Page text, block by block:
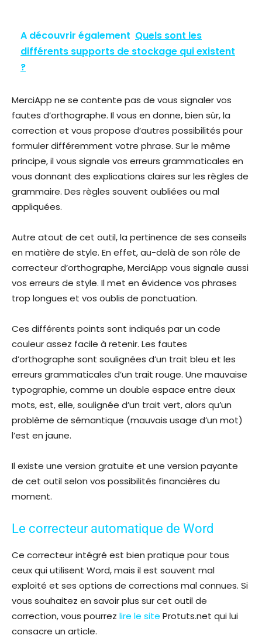
A découvrir également Quels sont les
différents supports de stockage qui existent
?
MerciApp ne se contente pas de vous signaler vos
fautes d’orthographe. Il vous en donne, bien sûr, la
correction et vous propose d’autres possibilités pour
formuler différemment votre phrase. Sur le même
principe, il vous signale vos erreurs grammaticales en
vous donnant des explications claires sur les règles de
grammaire. Des règles souvent oubliées ou mal
appliquées.
Autre atout de cet outil, la pertinence de ses conseils
en matière de style. En effet, au-delà de son rôle de
correcteur d’orthographe, MerciApp vous signale aussi
vos erreurs de style. Il met en évidence vos phrases
trop longues et vos oublis de ponctuation.
Ces différents points sont indiqués par un code
couleur assez facile à retenir. Les fautes
d’orthographe sont soulignées d’un trait bleu et les
erreurs grammaticales d’un trait rouge. Une mauvaise
typographie, comme un double espace entre deux
mots, est, elle, soulignée d’un trait vert, alors qu’un
problème de sémantique (mauvais usage d’un mot)
l’est en jaune.
Il existe une version gratuite et une version payante
de cet outil selon vos possibilités financières du
moment.
Le correcteur automatique de Word
Ce correcteur intégré est bien pratique pour tous
ceux qui utilisent Word, mais il est souvent mal
exploité et ses options de corrections mal connues. Si
vous souhaitez en savoir plus sur cet outil de
correction, vous pourrez lire le site Protuts.net qui lui
consacre un article.